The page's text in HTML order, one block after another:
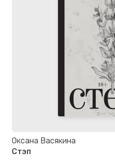
Оксана Васякина
Стэп